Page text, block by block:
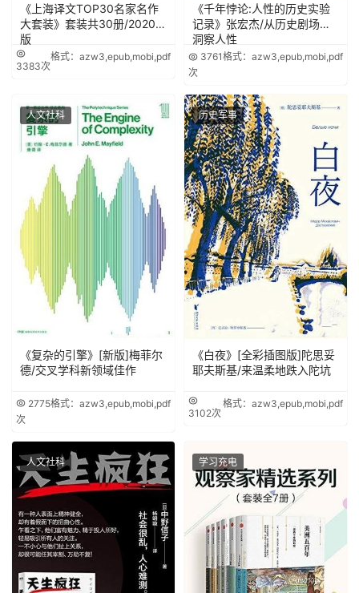
《上海译文TOP30名家名作
大套装》套装共30册/2020年
版
3383次
格式：azw3,epub,mobi,pdf
《千年悖论:人性的历史实验
记录》张宏杰/从历史剧场里
洞察人性
3761
次
格式：azw3,epub,mobi,pdf
人文社科
《复杂的引擎》[新版]梅菲尔
德/交叉学科新领域佳作
2775
次
格式：azw3,epub,mobi,pdf
历史军事
《白夜》[全彩插图版]陀思妥
耶夫斯基/来温柔地跌入陀坑
3102次
格式：azw3,epub,mobi,pdf
人文社科 学习充电